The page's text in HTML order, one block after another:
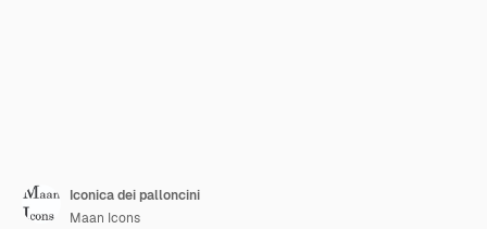
Iconica dei palloncini
Maan Icons